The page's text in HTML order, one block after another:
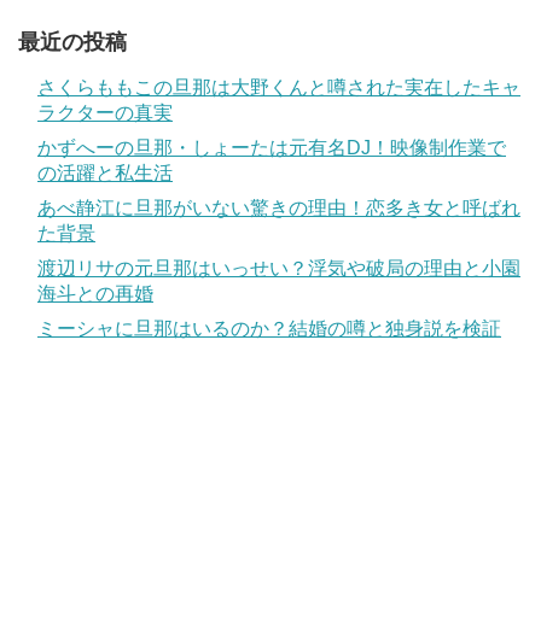
最近の投稿
さくらももこの旦那は大野くんと噂された実在したキャ
ラクターの真実
かずへーの旦那・しょーたは元有名DJ！映像制作業で
の活躍と私生活
あべ静江に旦那がいない驚きの理由！恋多き女と呼ばれ
た背景
渡辺リサの元旦那はいっせい？浮気や破局の理由と小園
海斗との再婚
ミーシャに旦那はいるのか？結婚の噂と独身説を検証